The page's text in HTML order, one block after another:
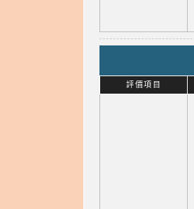
評價項目